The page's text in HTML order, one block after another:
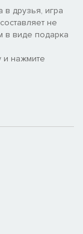
Нанимайте
ваших
вы
в друзья, игра
не
в виде подарка
и нажмите